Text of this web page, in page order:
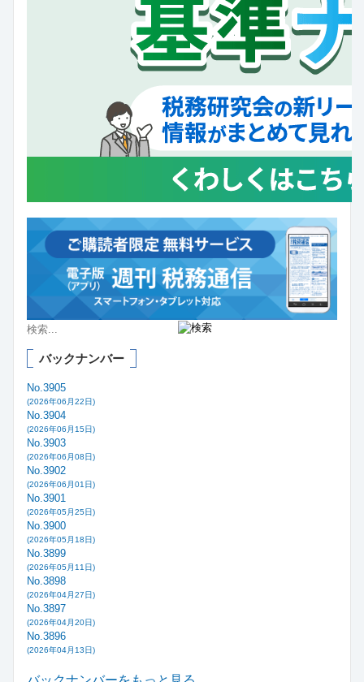
バックナンバー
No.3905
(2026年06月22日)
No.3904
(2026年06月15日)
No.3903
(2026年06月08日)
No.3902
(2026年06月01日)
No.3901
(2026年05月25日)
No.3900
(2026年05月18日)
No.3899
(2026年05月11日)
No.3898
(2026年04月27日)
No.3897
(2026年04月20日)
No.3896
(2026年04月13日)